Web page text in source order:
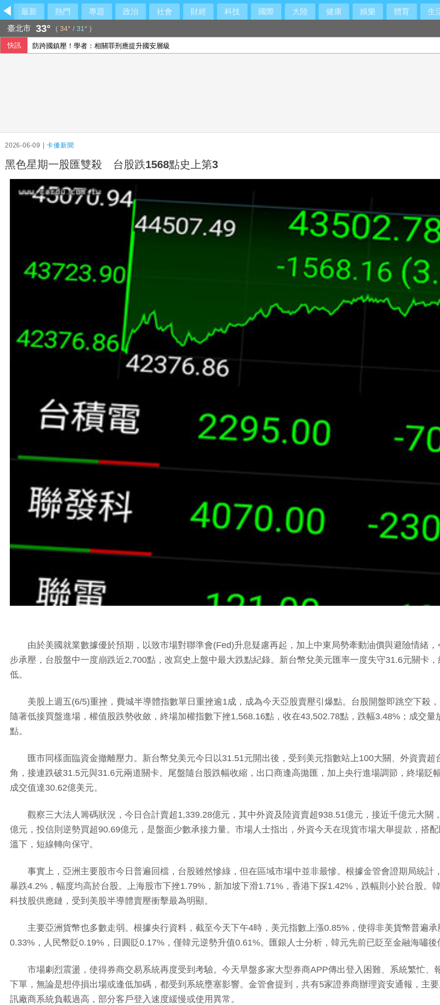
最新 熱門 專題 政治 社會 財經 科技 國際 大陸 健康 娛樂 體育 生
臺北市 33° ( 34° / 31° )
快訊 防跨國鎮壓！學者：相關罪刑應提升國安層級
2026-06-09 |卡優新聞
黑色星期一股匯雙殺 台股跌1568點史上第3
由於美國就業數據優於預期，以致市場對聯準會(Fed)升息疑慮再起，加上中東局勢牽動油價與避險情緒，
步承壓，台股盤中一度崩跌近2,700點，改寫史上盤中最大跌點紀錄。新台幣兌美元匯率一度失守31.6元關卡
低。
美股上週五(6/5)重挫，費城半導體指數單日重挫逾1成，成為今天亞股賣壓引爆點。台股開盤即跳空下殺
隨著低接買盤進場，權值股跌勢收斂，終場加權指數下挫1,568.16點，收在43,502.78點，跌幅3.48%；成交
點。
匯市同樣面臨資金撤離壓力。新台幣兌美元今日以31.51元開出後，受到美元指數站上100大關、外資賣超
角，接連跌破31.5元與31.6元兩道關卡。尾盤隨台股跌幅收縮，出口商逢高拋匯，加上央行進場調節，終場貶
成交值達30.62億美元。
觀察三大法人籌碼狀況，今日合計賣超1,339.28億元，其中外資及陸資賣超938.51億元，接近千億元大關
億元，投信則逆勢買超90.69億元，是盤面少數承接力量。市場人士指出，外資今天在現貨市場大舉提款，搭
溫下，短線轉向保守。
事實上，亞洲主要股市今日普遍回檔，台股雖然慘綠，但在區域市場中並非最慘。根據金管會證期局統計
暴跌4.2%，幅度均高於台股。上海股市下挫1.79%，新加坡下滑1.71%，香港下探1.42%，跌幅則小於台股。
科技股供應鏈，受到美股半導體賣壓衝擊最為明顯。
主要亞洲貨幣也多數走弱。根據央行資料，截至今天下午4時，美元指數上漲0.85%，使得非美貨幣普遍承
0.33%，人民幣貶0.19%，日圓貶0.17%，僅韓元逆勢升值0.61%。匯銀人士分析，韓元先前已貶至金融海嘯後
市場劇烈震盪，使得券商交易系統再度受到考驗。今天早盤多家大型券商APP傳出登入困難、系統繁忙、
下單，無論是想停損出場或逢低加碼，都受到系統壅塞影響。金管會提到，共有5家證券商辦理資安通報，主
訊廠商系統負載過高，部分客戶登入速度緩慢或使用異常。